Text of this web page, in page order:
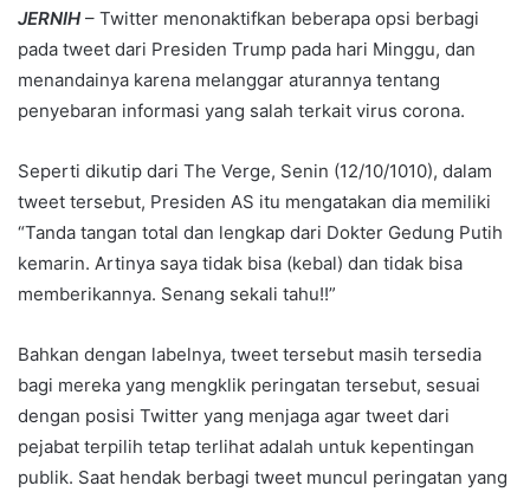
JERNIH – Twitter menonaktifkan beberapa opsi berbagi
pada tweet dari Presiden Trump pada hari Minggu, dan
menandainya karena melanggar aturannya tentang
penyebaran informasi yang salah terkait virus corona.
Seperti dikutip dari The Verge, Senin (12/10/1010), dalam
tweet tersebut, Presiden AS itu mengatakan dia memiliki
“Tanda tangan total dan lengkap dari Dokter Gedung Putih
kemarin. Artinya saya tidak bisa (kebal) dan tidak bisa
memberikannya. Senang sekali tahu!!”
Bahkan dengan labelnya, tweet tersebut masih tersedia
bagi mereka yang mengklik peringatan tersebut, sesuai
dengan posisi Twitter yang menjaga agar tweet dari
pejabat terpilih tetap terlihat adalah untuk kepentingan
publik. Saat hendak berbagi tweet muncul peringatan yang